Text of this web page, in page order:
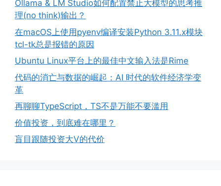
Ollama & LM Studio如何配置禁止大模型的思考推
理(no think)输出？
在macOS上使用pyenv编译安装Python 3.11.x模块
tcl-tk总是报错的原因
Ubuntu Linux平台上的最佳中文输入法是Rime
代码的消亡与数据的崛起：AI 时代的软件经济学变
革
再聊聊TypeScript，TS不是万能不要滥用
价值投资，到底难在哪里？
盲目跟随投资大V的代价